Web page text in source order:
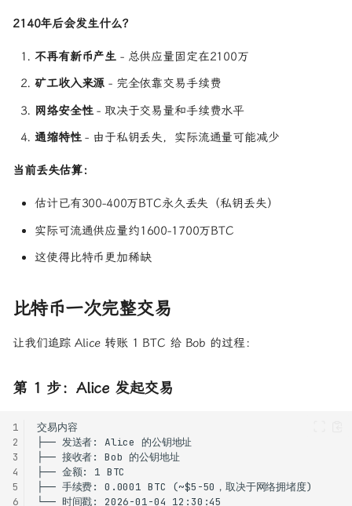
2140年后会发生什么？
不再有新币产生 - 总供应量固定在2100万
矿工收入来源 - 完全依靠交易手续费
网络安全性- 取决于交易量和手续费水平
通缩特性- 由于私钥丢失，实际流通量可能减少
当前丢失估算：
估计已有300-400万BTC永久丢失（私钥丢失）
实际可流通供应量约1600-1700万BTC
这使得比特币更加稀缺
比特币一次完整交易
让我们追踪 Alice 转账 1 BTC 给 Bob 的过程：
第 1 步：Alice 发起交易
1
2
3
4
5
6